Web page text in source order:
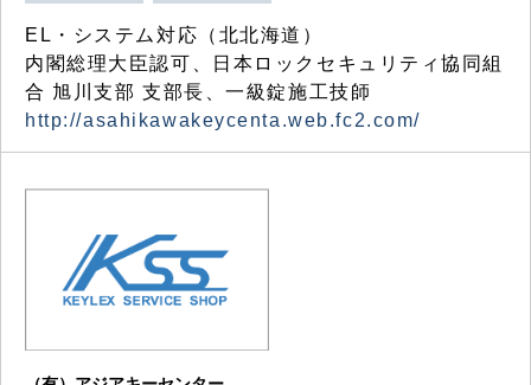
EL・システム対応（北北海道）
内閣総理大臣認可、日本ロックセキュリティ協同組
合 旭川支部 支部長、一級錠施工技師
http://asahikawakeycenta.web.fc2.com/